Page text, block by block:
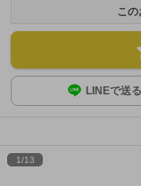
この
LINEで送る
1/13